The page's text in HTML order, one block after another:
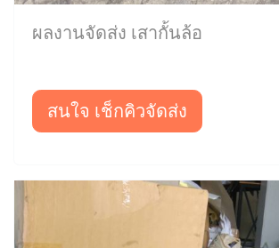
ผลงานจัดส่ง เสากั้นล้อ
สนใจ เช็กคิวจัดส่ง